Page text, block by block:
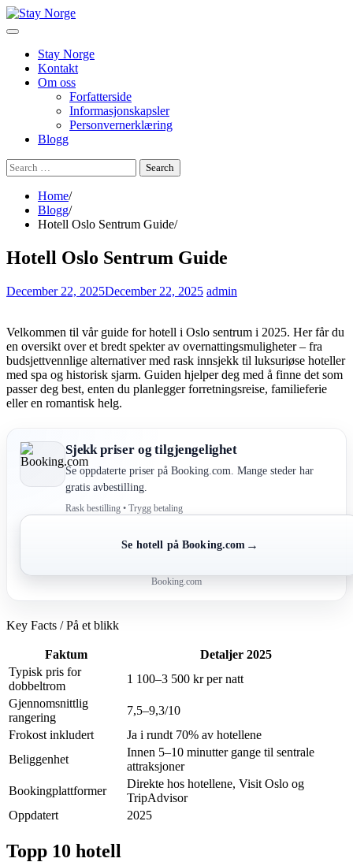
Skip
to
Stay Norge
Kontakt
Om oss
Forfatterside
Informasjonskapsler
Personvernerklæring
Blogg
Search
for:
Home
Blogg
Hotell Oslo Sentrum Guide
Hotell Oslo Sentrum Guide
December 22, 2025December 22, 2025 admin
Velkommen til vår guide for hotell i Oslo sentrum i 2025. Her får du
en oversikt over et bredt spekter av overnattingsmuligheter – fra
budsjettvennlige alternativer med rask innsjekk til luksuriøse hoteller
med spa og historisk sjarm. Guiden hjelper deg med å finne det som
passer deg best, enten du planlegger forretningsreise, familieferie
eller en romantisk helg.
Sjekk priser og tilgjengelighet
Se oppdaterte priser på Booking.com. Mange steder har
gratis avbestilling.
Rask bestilling • Trygg betaling
Se hotell på Booking.com →
Booking.com
Key Facts / På et blikk
Faktum
Detaljer 2025
Typisk pris for
dobbeltrom
1 100–3 500 kr per natt
Gjennomsnittlig
rangering
7,5–9,3/10
Frokost inkludert
Ja i rundt 70% av hotellene
Beliggenhet
Innen 5–10 minutter gange til sentrale
attraksjoner
Bookingplattformer
Direkte hos hotellene, Visit Oslo og
TripAdvisor
Oppdatert
2025
Topp 10 hotell